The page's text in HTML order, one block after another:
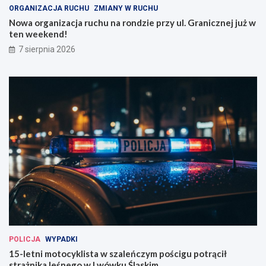
a
r
o
n
d
i
z
y
u
l
.
G
r
a
i
c
n
s
z
a
l
e
c
p
o
ś
c
i
g
u
p
t
r
c
ORGANIZACJA RUCHU ZMIANY W RUCHU
Nowa organizacja ruchu na rondzie przy ul. Granicznej już w
ten weekend!
7 sierpnia 2026
POLICJA WYPADKI
15-letni motocyklista w szaleńczym pościgu potrącił